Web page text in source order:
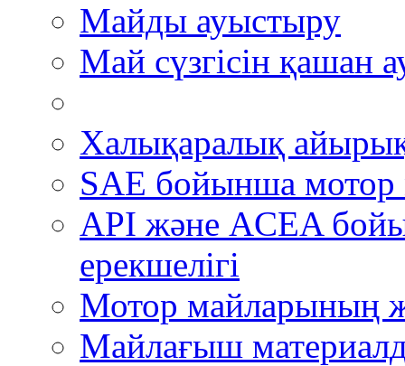
Майды ауыстыру
Май сүзгісін қашан
Халықаралық
SAE бойынша мотор
API және ACEA
ерекшелігі
Мотор майларының
Майлағыш